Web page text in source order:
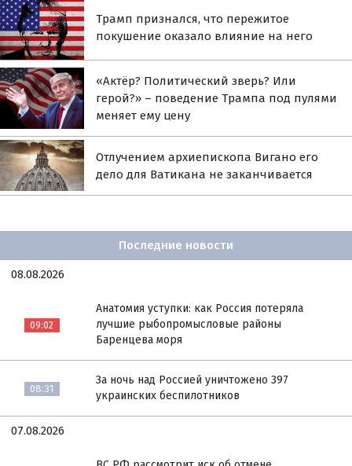
Трамп признался, что пережитое
покушение оказало влияние на него
«Актёр? Политический зверь? Или
герой?» – поведение Трампа под пулями
меняет ему цену
Отлучением архиепископа Вигано его
дело для Ватикана не заканчивается
Последние новости
08.08.2026
09:02
Анатомия уступки: как Россия потеряла
лучшие рыбопромысловые районы
Баренцева моря
08:31
За ночь над Россией уничтожено 397
украинских беспилотников
07.08.2026